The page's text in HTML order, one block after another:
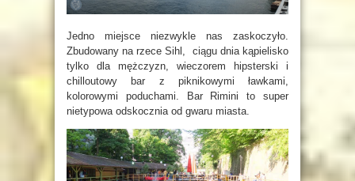
Jedno miejsce niezwykle nas zaskoczyło.
Zbudowany na rzece Sihl, ciągu dnia kąpielisko
tylko dla mężczyzn, wieczorem hipsterski i
chilloutowy bar z piknikowymi ławkami,
kolorowymi poduchami. Bar Rimini to super
nietypowa odskocznia od gwaru miasta.